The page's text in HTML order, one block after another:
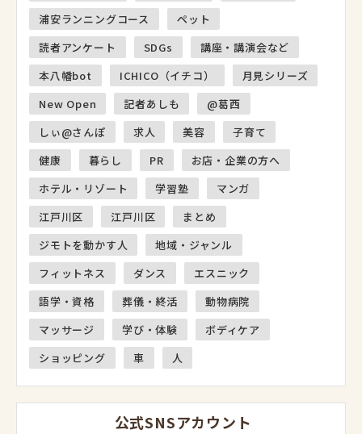
浦安ランニングコース
ペット
読者アンケート
SDGs
講座・講演会など
本八幡bot
ICHICO（イチコ）
月見シリーズ
New Open
記者あしも
@葛西
しぃ@さんぽ
求人 美容
子育て
健康
暮らし PR
お店・企業の方へ
ホテル・リゾート
学習塾
マンガ
江戸川区
江戸川区
まとめ
ジモトを動かす人
地域・ジャンル
フィットネス
ダンス
エスニック
語学・資格
葬儀・終活
動物病院
マッサージ
学び・体験
ボディケア
ショッピング
車 人
公式SNSアカウント